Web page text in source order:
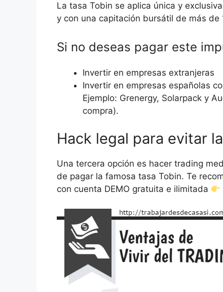
La tasa Tobin se aplica única y
y con una capitación bursátil de más de
Si no deseas pagar este
Invertir en empresas extranjeras
Invertir en empresas españolas
Ejemplo: Grenergy, Solarpack y
compra).
Hack legal para evitar
Una tercera opción es hacer trading
de pagar la famosa tasa Tobin. Te
con cuenta DEMO gratuita e ilimitada